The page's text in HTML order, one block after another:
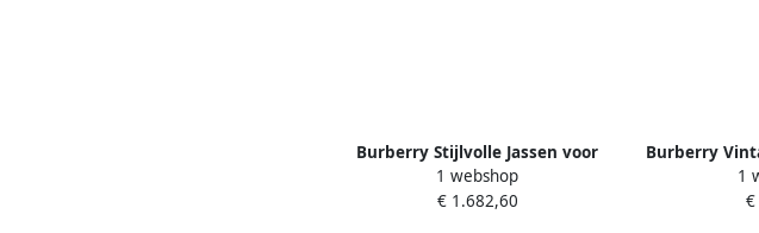
Burberry Stijlvolle Jassen voor
Alle Seizoenen Beige Dames
1 webshop
€ 1.682,60
Burberry
Broek
1
€